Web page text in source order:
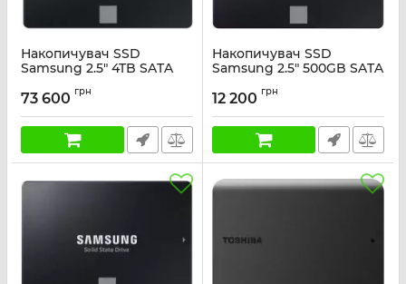
Накопичувач SSD
Samsung 2.5" 4TB SATA
Артикул: MZ-77E4T0B/EU
73 600 грн
Накопичувач SSD
Samsung 2.5" 500GB SATA
Артикул: MZ-77E500B/EU
12 200 грн